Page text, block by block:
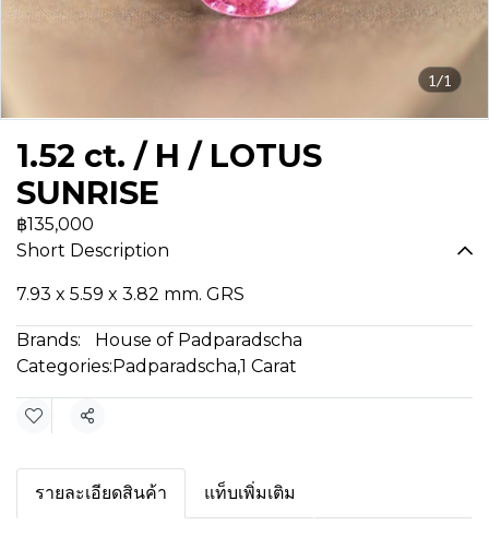
1/1
1.52 ct. / H / LOTUS
SUNRISE
฿135,000
Short Description
7.93 x 5.59 x 3.82 mm. GRS
Brands:
House of Padparadscha
Categories:Padparadscha,1 Carat
Share
รายละเอียดสินค้า แท็บเพิ่มเติม